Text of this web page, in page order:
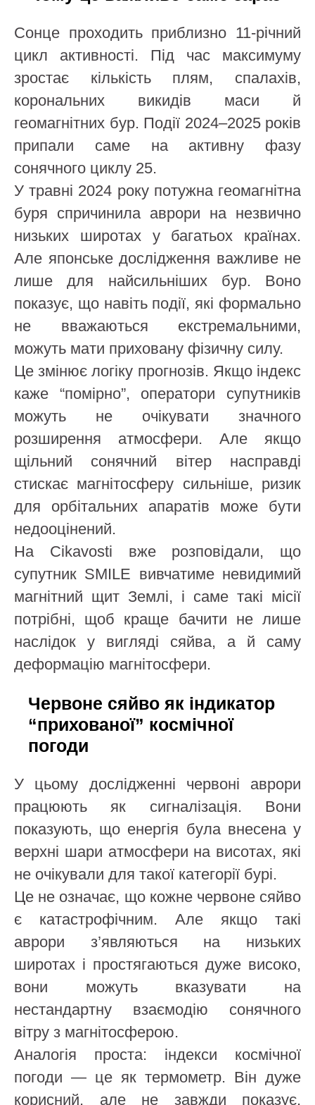
Сонце проходить приблизно 11-річний
цикл активності. Під час максимуму
зростає кількість плям, спалахів,
корональних викидів маси й
геомагнітних бур. Події 2024–2025 років
припали саме на активну фазу
сонячного циклу 25.
У травні 2024 року потужна геомагнітна
буря спричинила аврори на незвично
низьких широтах у багатьох країнах.
Але японське дослідження важливе не
лише для найсильніших бур. Воно
показує, що навіть події, які формально
не вважаються екстремальними,
можуть мати приховану фізичну силу.
Це змінює логіку прогнозів. Якщо індекс
каже “помірно”, оператори супутників
можуть не очікувати значного
розширення атмосфери. Але якщо
щільний сонячний вітер насправді
стискає магнітосферу сильніше, ризик
для орбітальних апаратів може бути
недооцінений.
На Cikavosti вже розповідали, що
супутник SMILE вивчатиме невидимий
магнітний щит Землі, і саме такі місії
потрібні, щоб краще бачити не лише
наслідок у вигляді сяйва, а й саму
деформацію магнітосфери.
Червоне сяйво як індикатор
“прихованої” космічної
погоди
У цьому дослідженні червоні аврори
працюють як сигналізація. Вони
показують, що енергія була внесена у
верхні шари атмосфери на висотах, які
не очікували для такої категорії бурі.
Це не означає, що кожне червоне сяйво
є катастрофічним. Але якщо такі
аврори з’являються на низьких
широтах і простягаються дуже високо,
вони можуть вказувати на
нестандартну взаємодію сонячного
вітру з магнітосферою.
Аналогія проста: індекси космічної
погоди — це як термометр. Він дуже
корисний, але не завжди показує,